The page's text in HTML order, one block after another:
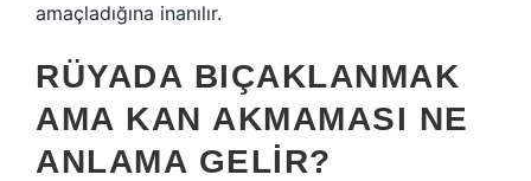
amaçladığına inanılır.
RÜYADA BIÇAKLANMAK
AMA KAN AKMAMASI NE
ANLAMA GELIR?